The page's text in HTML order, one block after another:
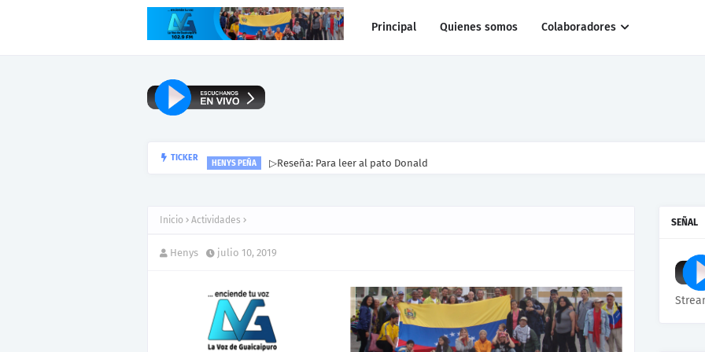
Principal Quienes somos Colaboradores
TICKER HENYS PEÑA ▷Reseña: Para leer al pato Donald
Inicio Actividades
Henys julio 10, 2019
SEÑAL